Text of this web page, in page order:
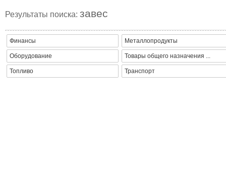
Результаты поиска: завес
Финансы Металлопродукты
Оборудование Товары общего назначения ...
Топливо Транспорт